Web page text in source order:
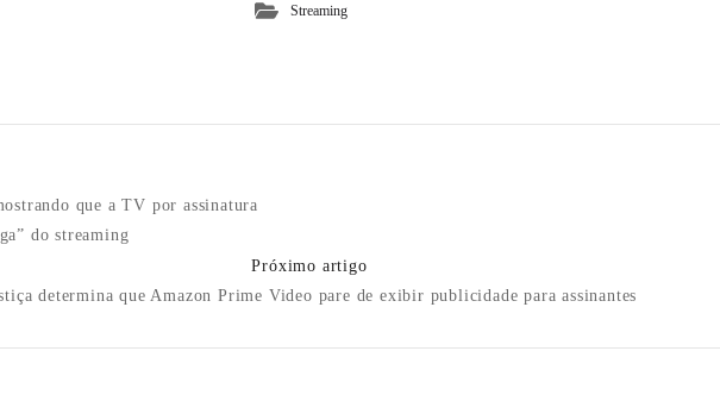
Streaming
que a TV por assinatura
do streaming
Próximo artigo
determina que Amazon Prime Video pare de exibir publicidade para assinantes